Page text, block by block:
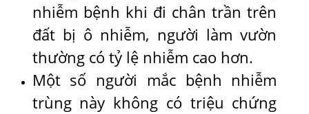
nhiễm bệnh khi đi chân trần trên
đất bị ô nhiễm, người làm vườn
thường có tỷ lệ nhiễm cao hơn.
Một số người mắc bệnh nhiễm
trùng này không có triệu chứng